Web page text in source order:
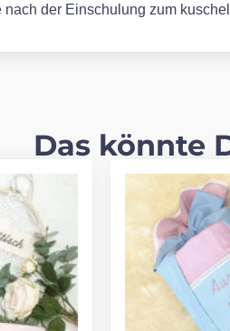
der Einschulung zum
Das könnte